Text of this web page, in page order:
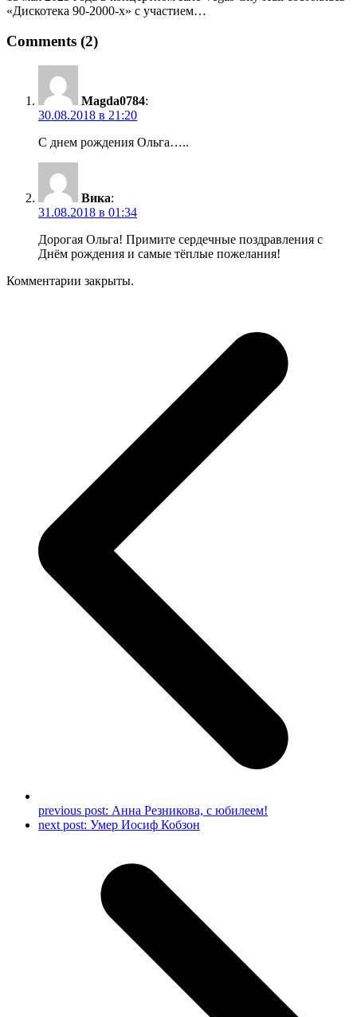
«Дискотека 90-2000-х» с участием…
Comments (2)
Magda0784:
30.08.2018 в 21:20
С днем рождения Ольга…..
Вика:
31.08.2018 в 01:34
Дорогая Ольга! Примите сердечные поздравления с
Днём рождения и самые тёплые пожелания!
Комментарии закрыты.
previous post: Анна Резникова, с юбилеем!
next post: Умер Иосиф Кобзон